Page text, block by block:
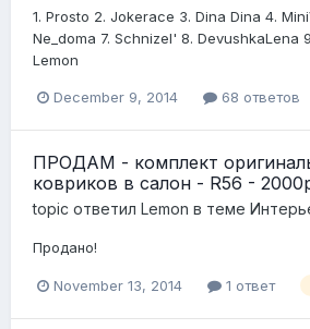
1. Prosto 2. Jokerace 3. Dina Dina 4.
Ne_doma 7. Schnizel' 8. DevushkaLena
Lemon
December 9, 2014 68 ответов
ПРОДАМ - комплект
ковриков в салон - R56 -
topic ответил Lemon в теме
Продано!
November 13, 2014 1 ответ